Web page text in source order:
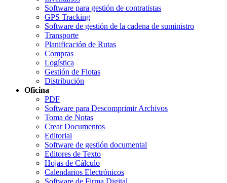
Software para gestión de contratistas
GPS Tracking
Software de gestión de la cadena de suministro
Transporte
Planificación de Rutas
Compras
Logística
Gestión de Flotas
Distribución
Oficina
PDF
Software para Descomprimir Archivos
Toma de Notas
Crear Documentos
Editorial
Software de gestión documental
Editores de Texto
Hojas de Cálculo
Calendarios Electrónicos